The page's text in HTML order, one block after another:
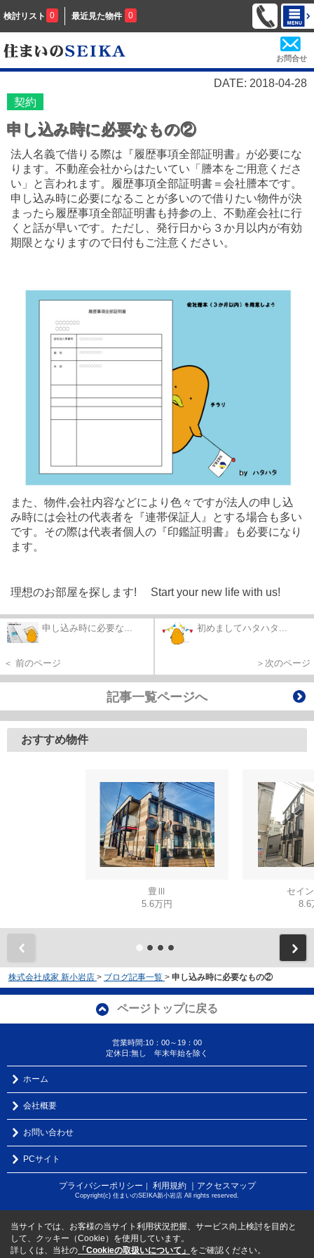
検討リスト 0 最近見た物件 0
お問合せ
DATE: 2018-04-28
契約
申し込み時に必要なもの②
法人名義で借りる際は『履歴事項全部証明書』が必要にな
ります。不動産会社からはたいてい「謄本をご用意くださ
い」と言われます。履歴事項全部証明書＝会社謄本です。
申し込み時に必要になることが多いので借りたい物件が決
まったら履歴事項全部証明書も持参の上、不動産会社に行
くと話が早いです。ただし、発行日から３か月以内が有効
期限となりますので日付もご注意ください。
また、物件,会社内容などにより色々ですが法人の申し込
み時には会社の代表者を『連帯保証人』とする場合も多い
です。その際は代表者個人の『印鑑証明書』も必要になり
ます。
理想のお部屋を探します! Start your new life with us!
申し込み時に必要な...
＜ 前のページ
初めましてハタハタ...
＞次のページ
記事一覧ページへ
おすすめ物件
豊Ⅲ
5.6万円
セイ
8.6
株式会社成家 新小岩店 > ブログ記事一覧 > 申し込み時に必要なもの②
ページトップに戻る
営業時間:10：00～19：00
定休日:無し 年末年始を除く
ホーム
会社概要
お問い合わせ
PCサイト
プライバシーポリシー ｜ 利用規約 ｜アクセスマップ
Copyright(c) 住まいのSEIKA新小岩店 All rights reserved.
当サイトでは、お客様の当サイト利用状況把握、サービス向上検討を目的と
して、クッキー（Cookie）を使用しています。
詳しくは、当社の 「Cookieの取扱いについて」 をご確認ください。